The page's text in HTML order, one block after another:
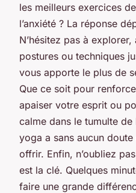
les meilleurs exercices
l’anxiété ? La réponse
N’hésitez pas à
postures ou techniques
vous apporte le plus de
Que ce soit pour
apaiser votre esprit ou
calme dans le tumulte
yoga a sans aucun
offrir. Enfin, n’oubliez
est la clé. Quelques
faire une grande